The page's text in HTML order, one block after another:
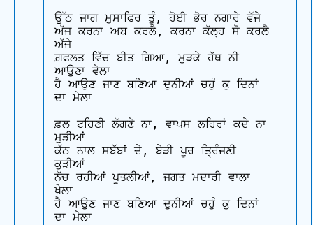
ਉੱਠ ਜਾਗ ਮੁਸਾਫਿਰ ਤੂੰ, ਹੋਈ ਭੋਰ ਨਗਾਰੇ ਵੱਜੇ
ਅੱਜ ਕਰਨਾ ਅਬ ਕਰਲੈ, ਕਰਨਾ ਕੱਲ੍ਹ ਸੋ ਕਰਲੈ
ਅੱਜੇ
ਗ਼ਫਲਤ ਵਿੱਚ ਬੀਤ ਗਿਆ, ਮੁੜਕੇ ਹੱਥ ਨੀ
ਆਉਣਾ ਵੇਲਾ
ਹੈ ਆਉਣ ਜਾਣ ਬਣਿਆ ਦੁਨੀਆਂ ਚਹੁੰ ਕੁ ਦਿਨਾਂ
ਦਾ ਮੇਲਾ
ਫ਼ਲ ਟਹਿਣੀ ਲੱਗਣੇ ਨਾ, ਵਾਪਸ ਲਹਿਰਾਂ ਕਦੇ ਨਾ
ਮੁੜੀਆਂ
ਕੱਠ ਨਾਲ ਸਬੱਬਾਂ ਦੇ, ਬੇੜੀ ਪੂਰ ਤ੍ਰਿੰਜਣੀ
ਕੁੜੀਆਂ
ਨੱਚ ਰਹੀਆਂ ਪੂਤਲੀਆਂ, ਜਗਤ ਮਦਾਰੀ ਵਾਲਾ
ਖੇਲਾ
ਹੈ ਆਉਣ ਜਾਣ ਬਣਿਆ ਦੁਨੀਆਂ ਚਹੁੰ ਕੁ ਦਿਨਾਂ
ਦਾ ਮੇਲਾ